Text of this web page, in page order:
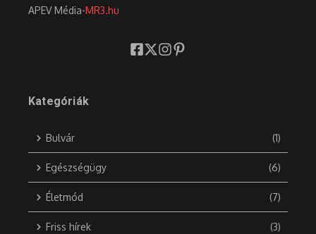
APEV Média-MR3.hu
Kategóriák
Bulvár (1)
Egészségügy (6)
Életmód (7)
Friss hírek (3)